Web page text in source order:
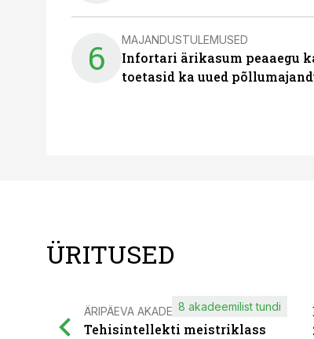
6 MAJANDUSTULEMUSED
Infortari ärikasum peaaegu
toetasid ka uued
ÜRITUSED
ÄRIPÄEVA AKADEEMIA
Tehisintellekti meistriklass
8 akadeemilist tundi